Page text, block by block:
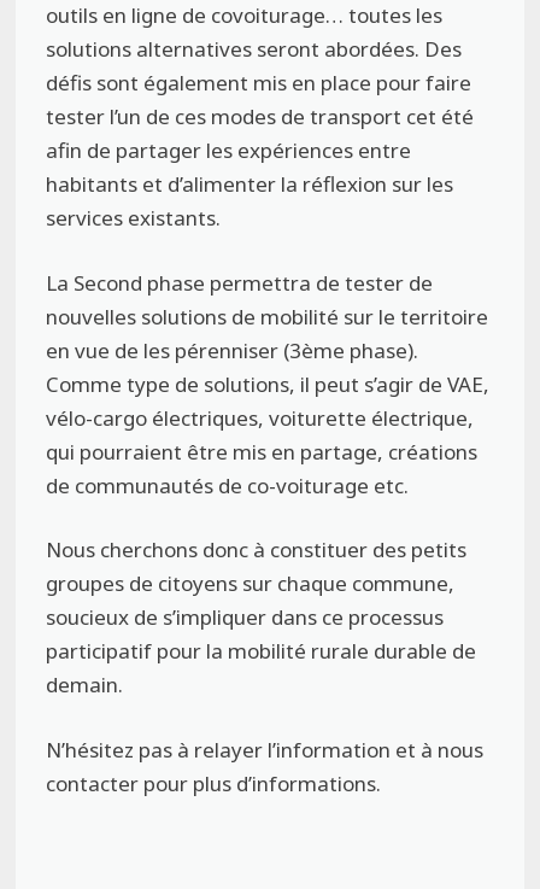
outils en ligne de covoiturage… toutes les
solutions alternatives seront abordées. Des
défis sont également mis en place pour faire
tester l’un de ces modes de transport cet été
afin de partager les expériences entre
habitants et d’alimenter la réflexion sur les
services existants.
La Second phase permettra de tester de
nouvelles solutions de mobilité sur le territoire
en vue de les pérenniser (3ème phase).
Comme type de solutions, il peut s’agir de VAE,
vélo-cargo électriques, voiturette électrique,
qui pourraient être mis en partage, créations
de communautés de co-voiturage etc.
Nous cherchons donc à constituer des petits
groupes de citoyens sur chaque commune,
soucieux de s’impliquer dans ce processus
participatif pour la mobilité rurale durable de
demain.
N’hésitez pas à relayer l’information et à nous
contacter pour plus d’informations.